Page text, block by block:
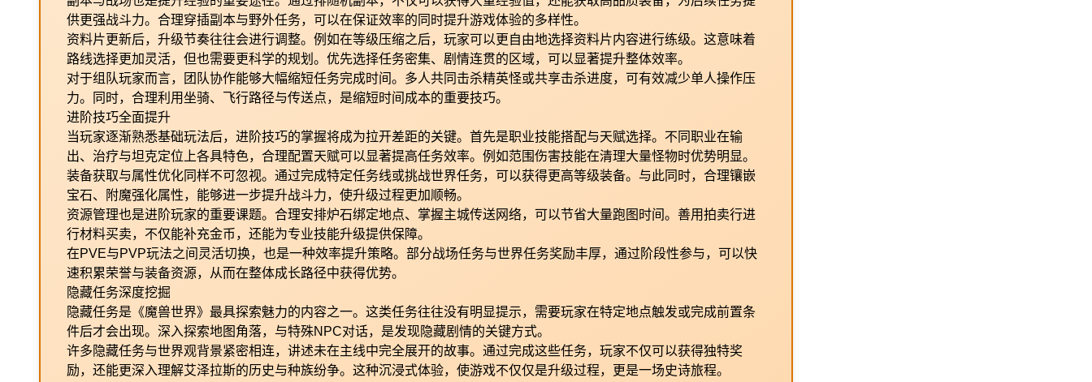
供更强战斗力。合理穿插副本与野外任务，可以在保证效率的同时提升游戏体验的多样性。
资料片更新后，升级节奏往往会进行调整。例如在等级压缩之后，玩家可以更自由地选择资料片内容进行练级。这意味着
路线选择更加灵活，但也需要更科学的规划。优先选择任务密集、剧情连贯的区域，可以显著提升整体效率。
对于组队玩家而言，团队协作能够大幅缩短任务完成时间。多人共同击杀精英怪或共享击杀进度，可有效减少单人操作压
力。同时，合理利用坐骑、飞行路径与传送点，是缩短时间成本的重要技巧。
进阶技巧全面提升
当玩家逐渐熟悉基础玩法后，进阶技巧的掌握将成为拉开差距的关键。首先是职业技能搭配与天赋选择。不同职业在输
出、治疗与坦克定位上各具特色，合理配置天赋可以显著提高任务效率。例如范围伤害技能在清理大量怪物时优势明显。
装备获取与属性优化同样不可忽视。通过完成特定任务线或挑战世界任务，可以获得更高等级装备。与此同时，合理镶嵌
宝石、附魔强化属性，能够进一步提升战斗力，使升级过程更加顺畅。
资源管理也是进阶玩家的重要课题。合理安排炉石绑定地点、掌握主城传送网络，可以节省大量跑图时间。善用拍卖行进
行材料买卖，不仅能补充金币，还能为专业技能升级提供保障。
在PVE与PVP玩法之间灵活切换，也是一种效率提升策略。部分战场任务与世界任务奖励丰厚，通过阶段性参与，可以快
速积累荣誉与装备资源，从而在整体成长路径中获得优势。
隐藏任务深度挖掘
隐藏任务是《魔兽世界》最具探索魅力的内容之一。这类任务往往没有明显提示，需要玩家在特定地点触发或完成前置条
件后才会出现。深入探索地图角落，与特殊NPC对话，是发现隐藏剧情的关键方式。
许多隐藏任务与世界观背景紧密相连，讲述未在主线中完全展开的故事。通过完成这些任务，玩家不仅可以获得独特奖
励，还能更深入理解艾泽拉斯的历史与种族纷争。这种沉浸式体验，使游戏不仅仅是升级过程，更是一场史诗旅程。